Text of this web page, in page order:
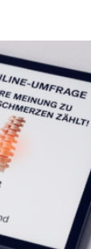
fast
auf Karriere
lagen
zu
Studie des
„Werden